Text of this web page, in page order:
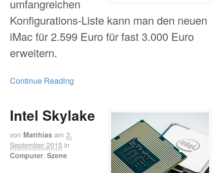
umfangreichen
Konfigurations-Liste kann man den neuen
iMac für 2.599 Euro für fast 3.000 Euro
erweitern.
Continue Reading
Intel Skylake
von Matthias am 3.
September 2015 in
Computer, Szene